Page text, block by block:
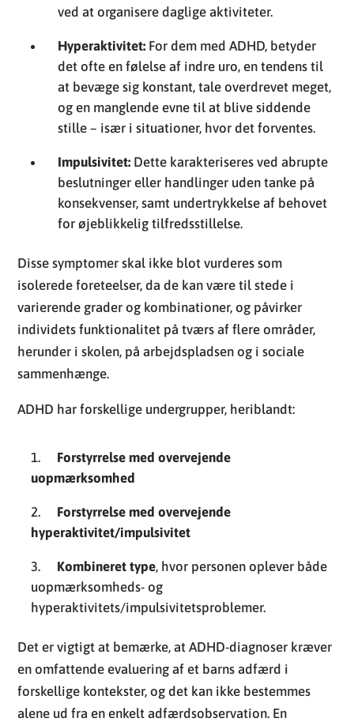
ved at organisere daglige aktiviteter.
Hyperaktivitet: For dem med ADHD, betyder
det ofte en følelse af indre uro, en tendens til
at bevæge sig konstant, tale overdrevet meget,
og en manglende evne til at blive siddende
stille – især i situationer, hvor det forventes.
Impulsivitet: Dette karakteriseres ved abrupte
beslutninger eller handlinger uden tanke på
konsekvenser, samt undertrykkelse af behovet
for øjeblikkelig tilfredsstillelse.
Disse symptomer skal ikke blot vurderes som
isolerede foreteelser, da de kan være til stede i
varierende grader og kombinationer, og påvirker
individets funktionalitet på tværs af flere områder,
herunder i skolen, på arbejdspladsen og i sociale
sammenhænge.
ADHD har forskellige undergrupper, heriblandt:
Forstyrrelse med overvejende
uopmærksomhed
Forstyrrelse med overvejende
hyperaktivitet/impulsivitet
Kombineret type, hvor personen oplever både
uopmærksomheds- og
hyperaktivitets/impulsivitetsproblemer.
Det er vigtigt at bemærke, at ADHD-diagnoser kræver
en omfattende evaluering af et barns adfærd i
forskellige kontekster, og det kan ikke bestemmes
alene ud fra en enkelt adfærdsobservation. En